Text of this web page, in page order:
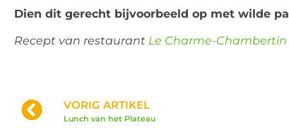
Dien dit gerecht bijvoorbeeld op met wilde
Recept van restaurant Le Charme-Chambertin
VORIG ARTIKEL
Lunch van het Plateau